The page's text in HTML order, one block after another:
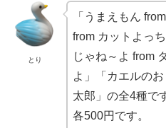
とり
「うまえもん
from カットよっ
じゃね～よ from
よ」「カエルの
太郎」の全4種で
各500円です。